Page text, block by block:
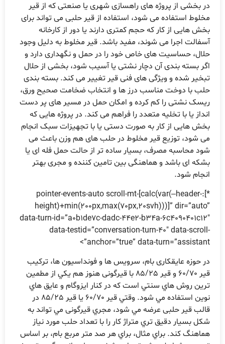
در بخشی از پروژه های راهسازی شهری یا صنعتی که از قیر
مخلوط استفاده می شود، استفاده از قیر حلبی می تواند برای
بخش هایی از کار که حجم کمتری دارند یا دور از کارخانه
آسفالت اجرا می شوند، مفید باشد. قیر مخلوط به دلیل وجود
حلال، حساسیت های خاص خود را در حمل و نگهداری دارد و
اگر بسته بندی آن دچار نشتی یا آسیب شود، بخشی از حلال
تبخیر شده و ویژگی های فنی قیر تغییر می کند. بسته بندی
حلب با دوخت مناسب درز ها و انتخاب ضخامت صحیح ورق،
ریسک نشتی را کم کرده و امکان حمل در مسیر های پر دست
انداز یا با تخلیه متعدد را فراهم می کند. در پروژه هایی که
بخش هایی از کار به صورت دستی یا با تجهیزات سبک انجام
می شود، توزیع قیر مخلوط در حلب های هم وزن باعث می
شود محاسبه مصرف، بسیار ساده تر از حالت حمل فله ای یا
بشکه ای باشد و هماهنگی بین تامین کننده و مجری بهتر
انجام شود.
*]:pointer-events-auto scroll-mt-[calc(var(–header-
height)+min(200px,max(70px,20svh)))]” dir=”auto”
data-turn-id=”a0b1de7c-dadc-44e2-b34a-6c4090401c12″
data-testid=”conversation-turn-40″ data-scroll-
anchor=”true” data-turn=”assistant”>
در حوزه عایقکاری بام، سرويس ها و فونداسيون ها، ترکيب
قیر 60/70 و قیر 85/25 با قیرگونی هنوز هم يکي از مطمين
ترين روش هاي سنتي است که در کنار ايزوگام و عايق هاي
نوين استفاده مي شود. وقتي قیر 60/70 يا قیر 85/25 در
قالب قیر حلبی عرضه مي شود، مجري قیرگونی مي تواند به
شکل بسيار دقيق تري متراژ کار را با تعداد حلب مورد نياز
هماهنگ کند. براي مثال، براي هر صد متر مربع بام، بر اساس